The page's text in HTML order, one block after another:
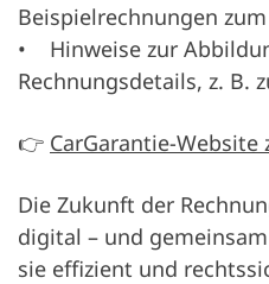
Beispielrechnungen
• Hinweise zur
Rechnungsdetails, z. B.
👉 CarGarantie-Website
Die Zukunft der
digital – und
sie effizient und